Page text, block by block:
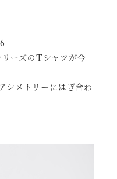
ーズのTシャツが今
シメトリーにはぎ合わ